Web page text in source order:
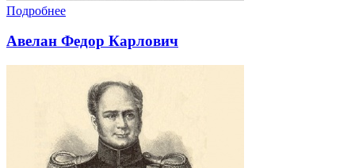
Подробнее
Авелан Федор Карлович